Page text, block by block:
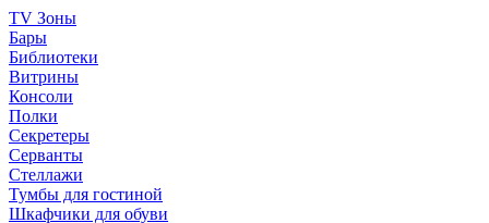
TV Зоны
Бары
Библиотеки
Витрины
Консоли
Полки
Секретеры
Серванты
Стеллажи
Тумбы для гостиной
Шкафчики для обуви